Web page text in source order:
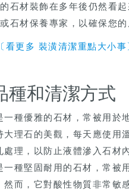
石材裝飾在多年後仍然看
石材保養專家，以確保您的
〔看更多 裝潢清潔重點大小事
種和清潔方式
一種優雅的石材，常被用
大理石的美觀，每天應使用
理，以防止液體滲入石材內
一種堅固耐用的石材，常
然而，它對酸性物質非常敏